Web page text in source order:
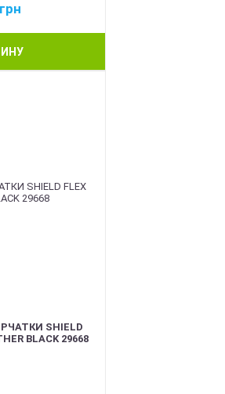
грн
SHIELD
BLACK 29668